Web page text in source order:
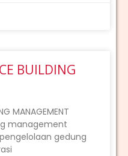
BUILDING
MANAGEMENT
management
gedung